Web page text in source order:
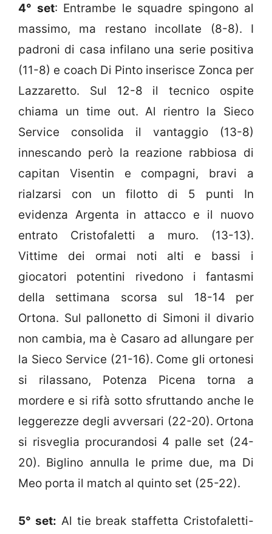
4° set: Entrambe le squadre spingono al
massimo, ma restano incollate (8-8). I
padroni di casa infilano una serie positiva
(11-8) e coach Di Pinto inserisce Zonca per
Lazzaretto. Sul 12-8 il tecnico ospite
chiama un time out. Al rientro la Sieco
Service consolida il vantaggio (13-8)
innescando però la reazione rabbiosa di
capitan Visentin e compagni, bravi a
rialzarsi con un filotto di 5 punti In
evidenza Argenta in attacco e il nuovo
entrato Cristofaletti a muro. (13-13).
Vittime dei ormai noti alti e bassi i
giocatori potentini rivedono i fantasmi
della settimana scorsa sul 18-14 per
Ortona. Sul pallonetto di Simoni il divario
non cambia, ma è Casaro ad allungare per
la Sieco Service (21-16). Come gli ortonesi
si rilassano, Potenza Picena torna a
mordere e si rifà sotto sfruttando anche le
leggerezze degli avversari (22-20). Ortona
si risveglia procurandosi 4 palle set (24-
20). Biglino annulla le prime due, ma Di
Meo porta il match al quinto set (25-22).
5° set: Al tie break staffetta Cristofaletti-